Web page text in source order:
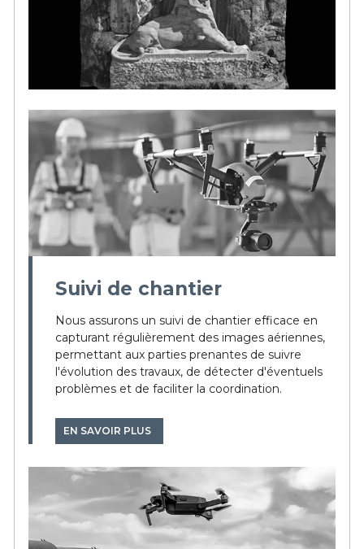
Suivi de chantier
Nous assurons un suivi de chantier efficace en
capturant régulièrement des images aériennes,
permettant aux parties prenantes de suivre
l'évolution des travaux, de détecter d'éventuels
problèmes et de faciliter la coordination.
EN SAVOIR PLUS